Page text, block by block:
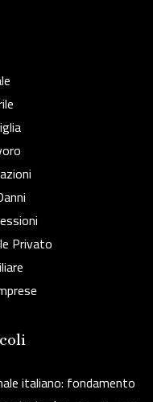
Privato
italiano: fondamento